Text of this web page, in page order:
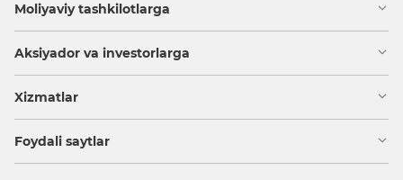
Moliyaviy tashkilotlarga
Aksiyador va investorlarga
Xizmatlar
Foydali saytlar